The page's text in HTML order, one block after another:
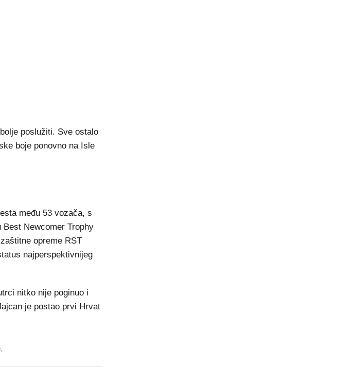
poslužiti. Sve ostalo
boje ponovno na Isle
među 53 vozača, s
Newcomer Trophy
opreme RST
najperspektivnijeg
nitko nije poginuo i
je postao prvi Hrvat
.